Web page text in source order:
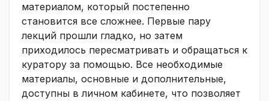
материалом, который постепенно
становится все сложнее. Первые пару
лекций прошли гладко, но затем
приходилось пересматривать и обращаться к
куратору за помощью. Все необходимые
материалы, основные и дополнительные,
доступны в личном кабинете, что позволяет